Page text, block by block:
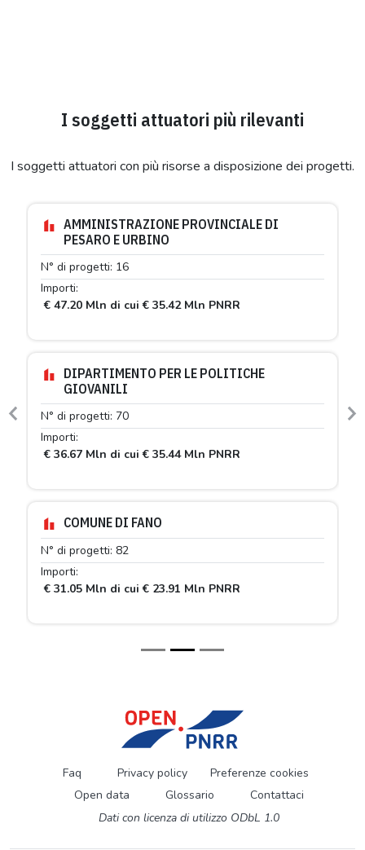
I soggetti attuatori più rilevanti
I soggetti attuatori con più risorse a disposizione dei progetti.
AMMINISTRAZIONE PROVINCIALE DI
PESARO E URBINO
N° di progetti: 16
Importi:
€ 47.20 Mln di cui € 35.42 Mln PNRR
DIPARTIMENTO PER LE POLITICHE
GIOVANILI
N° di progetti: 70
Importi:
€ 36.67 Mln di cui € 35.44 Mln PNRR
COMUNE DI FANO
N° di progetti: 82
Importi:
€ 31.05 Mln di cui € 23.91 Mln PNRR
Previous
Faq Privacy policy
Preferenze cookies
Open data
Glossario
Contattaci
Dati con licenza di utilizzo ODbL 1.0